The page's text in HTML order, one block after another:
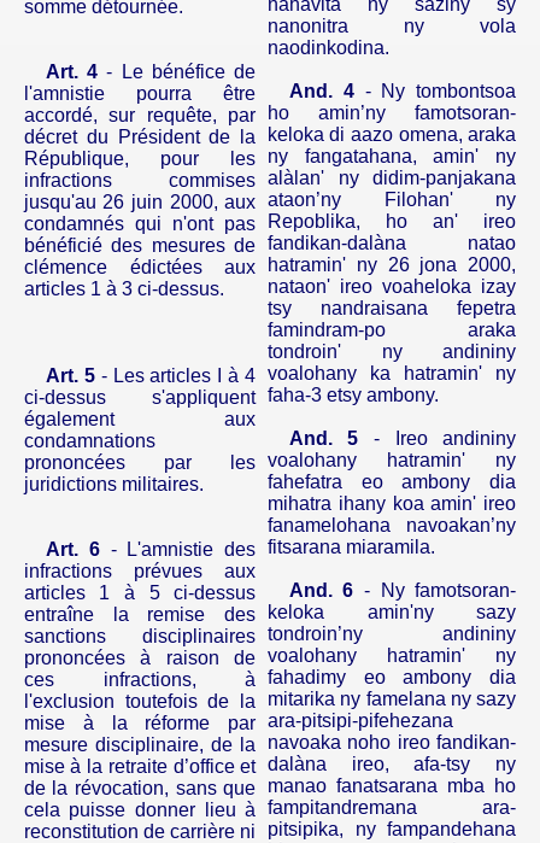
somme détournée.
Art. 4 - Le bénéfice de
l'amnistie pourra être
accordé, sur requête, par
décret du Président de la
République, pour les
infractions commises
jusqu'au 26 juin 2000, aux
condamnés qui n'ont pas
bénéficié des mesures de
clémence édictées aux
articles 1 à 3 ci-dessus.
Art. 5- Les articles I à 4
ci-dessus s'appliquent
également aux
condamnations
prononcées par les
juridictions militaires.
Art. 6- L'amnistie des
infractions prévues aux
articles 1 à 5 ci-dessus
entraîne la remise des
sanctions disciplinaires
prononcées à raison de
ces infractions, à
l'exclusion toutefois de la
mise à la réforme par
mesure disciplinaire, de la
mise à la retraite d’office et
de la révocation, sans que
cela puisse donner lieu à
reconstitution de carrière ni
nahavita ny saziny sy
nanonitra ny vola
naodinkodina.
And.4- Ny tombontsoa
ho amin’ny famotsoran-
keloka di aazo omena, araka
ny fangatahana, amin' ny
alàlan' ny didim-panjakana
ataon’ny Filohan' ny
Repoblika, hoan' ireo
fandikan-dalàna natao
hatramin' ny 26 jona 2000,
nataon' ireo voaheloka izay
tsy nandraisana fepetra
famindram-po araka
tondroin' ny andininy
voalohany ka hatramin' ny
faha-3 etsy ambony.
And.5 - Ireo andininy
voalohany hatramin' ny
fahefatra eo ambony dia
mihatra ihany koa amin' ireo
fanamelohana navoakan’ny
fitsarana miaramila.
And. 6 - Ny famotsoran-
keloka amin'ny sazy
tondroin’ny andininy
voalohany hatramin' ny
fahadimy eo ambony dia
mitarika ny famelana ny sazy
ara-pitsipi-pifehezana
navoaka noho ireo fandikan-
dalàna ireo, afa-tsy ny
manao fanatsarana mba ho
fampitandremana ara-
pitsipika, ny fampandehana